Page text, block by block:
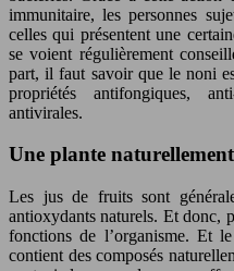
immunitaire, les personnes
celles qui présentent une
se voient régulièrement
part, il faut savoir que le noni
propriétés antifongiques,
antivirales.
Une plante
Les jus de fruits sont
antioxydants naturels. Et donc,
fonctions de l’organisme. Et
contient des composés